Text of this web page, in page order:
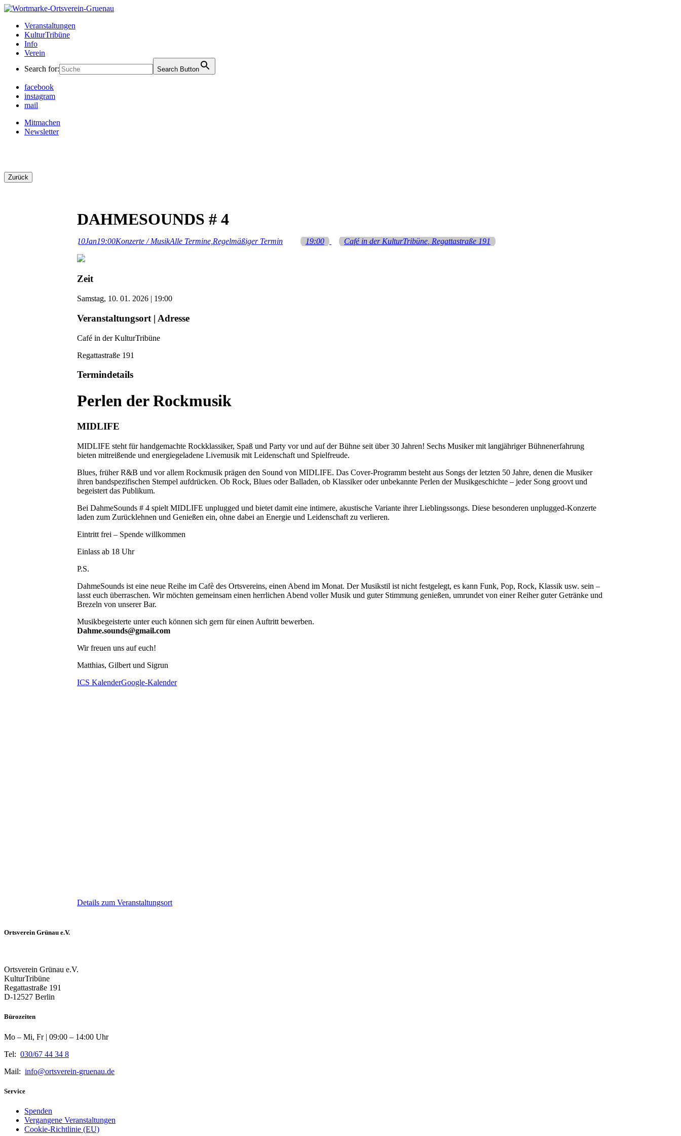
Skip
content
Ortsverein Grünau
Veranstaltungen und Angebote in Ihrem Bezirk
Veranstaltungen
KulturTribüne
Info
Verein
Search for:
Search Button
facebook
instagram
mail
Mitmachen
Newsletter
Zurück
DAHMESOUNDS # 4
10Jan19:00Konzerte / MusikAlle Termine, Regelmäßiger Termin 19:00 Café in der KulturTribüne , Regattastraße 191
Zeit
Samstag, 10. 01. 2026 | 19:00
Veranstaltungsort | Adresse
Café in der KulturTribüne
Regattastraße 191
Termindetails
Perlen der Rockmusik
MIDLIFE
MIDLIFE steht für handgemachte Rockklassiker, Spaß und Party vor und auf der Bühne seit über 30 Jahren! Sechs Musiker mit langjähriger Bühnenerfahrung
bieten mitreißende und energiegeladene Livemusik mit Leidenschaft und Spielfreude.
Blues, früher R&B und vor allem Rockmusik prägen den Sound von MIDLIFE. Das Cover-Programm besteht aus Songs der letzten 50 Jahre, denen die Musiker
ihren bandspezifischen Stempel aufdrücken. Ob Rock, Blues oder Balladen, ob Klassiker oder unbekannte Perlen der Musikgeschichte – jeder Song groovt und
begeistert das Publikum.
Bei DahmeSounds # 4 spielt MIDLIFE unplugged und bietet damit eine intimere, akustische Variante ihrer Lieblingssongs. Diese besonderen unplugged-Konzerte
laden zum Zurücklehnen und Genießen ein, ohne dabei an Energie und Leidenschaft zu verlieren.
Eintritt frei – Spende willkommen
Einlass ab 18 Uhr
P.S.
DahmeSounds ist eine neue Reihe im Cafè des Ortsvereins, einen Abend im Monat. Der Musikstil ist nicht festgelegt, es kann Funk, Pop, Rock, Klassik usw. sein –
lasst euch überraschen. Wir möchten gemeinsam einen herrlichen Abend voller Musik und guter Stimmung genießen, umrundet von einer Reiher guter Getränke und
Brezeln von unserer Bar.
Musikbegeisterte unter euch können sich gern für einen Auftritt bewerben.
Dahme.sounds@gmail.com
Wir freuen uns auf euch!
Matthias, Gilbert und Sigrun
ICS KalenderGoogle-Kalender
Details zum Veranstaltungsort
Ortsverein Grünau e.V.
Ortsverein Grünau e.V.
KulturTribüne
Regattastraße 191
D-12527 Berlin
Bürozeiten
Mo – Mi, Fr | 09:00 – 14:00 Uhr
Tel: 030/67 44 34 8
Mail: info@ortsverein-gruenau.de
Service
Spenden
Vergangene Veranstaltungen
Cookie-Richtlinie (EU)